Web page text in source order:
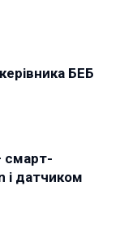
БЕБ
смарт-
і датчиком